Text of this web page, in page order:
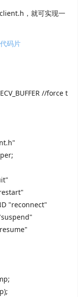
，就可实现一
//force t
"reconnect"